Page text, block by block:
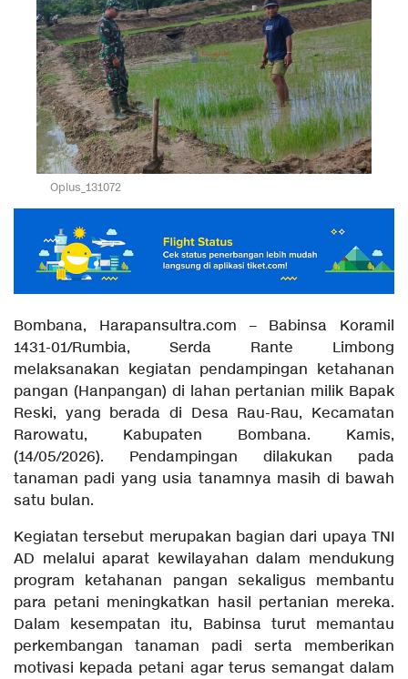
Oplus_131072
Bombana, Harapansultra.com – Babinsa Koramil
1431-01/Rumbia, Serda Rante Limbong
melaksanakan kegiatan pendampingan ketahanan
pangan (Hanpangan) di lahan pertanian milik Bapak
Reski, yang berada di Desa Rau-Rau, Kecamatan
Rarowatu, Kabupaten Bombana. Kamis,
(14/05/2026). Pendampingan dilakukan pada
tanaman padi yang usia tanamnya masih di bawah
satu bulan.
Kegiatan tersebut merupakan bagian dari upaya TNI
AD melalui aparat kewilayahan dalam mendukung
program ketahanan pangan sekaligus membantu
para petani meningkatkan hasil pertanian mereka.
Dalam kesempatan itu, Babinsa turut memantau
perkembangan tanaman padi serta memberikan
motivasi kepada petani agar terus semangat dalam